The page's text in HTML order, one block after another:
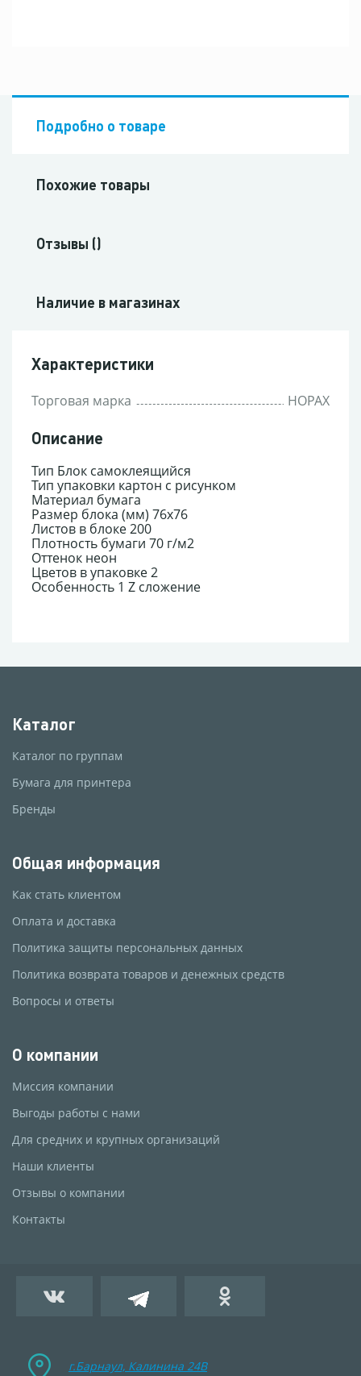
Подробно о товаре
Похожие товары
Отзывы ()
Наличие в магазинах
Характеристики
Торговая марка HOPAX
Описание
Тип Блок самоклеящийся
Тип упаковки картон с рисунком
Материал бумага
Размер блока (мм) 76x76
Листов в блоке 200
Плотность бумаги 70 г/м2
Оттенок неон
Цветов в упаковке 2
Особенность 1 Z сложение
Каталог
Каталог по группам
Бумага для принтера
Бренды
Общая информация
Как стать клиентом
Оплата и доставка
Политика защиты персональных данных
Политика возврата товаров и денежных средств
Вопросы и ответы
О компании
Миссия компании
Выгоды работы с нами
Для средних и крупных организаций
Наши клиенты
Отзывы о компании
Контакты
г.Барнаул, Калинина 24B